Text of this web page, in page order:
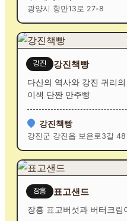
광양시 항만13로 27-8
강진 강진책빵
다산의 역사와 강진 귀리
이색 단짠 만주빵
강진책빵
강진군 강진읍 보은로3길 48
장흥 표고샌드
장흥 표고버섯과 버터크림